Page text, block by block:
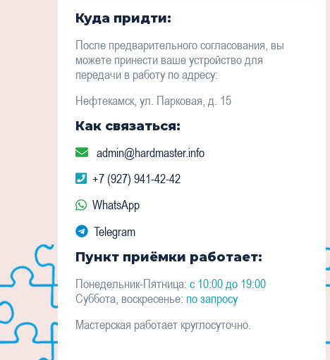
Куда придти:
После предварительного согласования, вы
можете принести ваше устройство для
передачи в работу по адресу:
Нефтекамск, ул. Парковая, д. 15
Как связаться:
admin@hardmaster.info
+7 (927) 941-42-42
WhatsApp
Telegram
Пункт приёмки работает:
Понедельник-Пятница: с 10:00 до 19:00
Суббота, воскресенье: по запросу
Мастерская работает круглосуточно.